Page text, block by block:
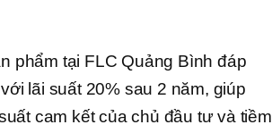
phẩm tại FLC Quảng Bình đáp
lãi suất 20% sau 2 năm, giúp
cam kết của chủ đầu tư và tiềm